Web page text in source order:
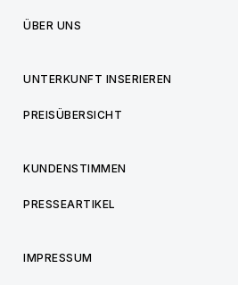
ÜBER UNS
UNTERKUNFT INSERIEREN
PREISÜBERSICHT
KUNDENSTIMMEN
PRESSEARTIKEL
IMPRESSUM